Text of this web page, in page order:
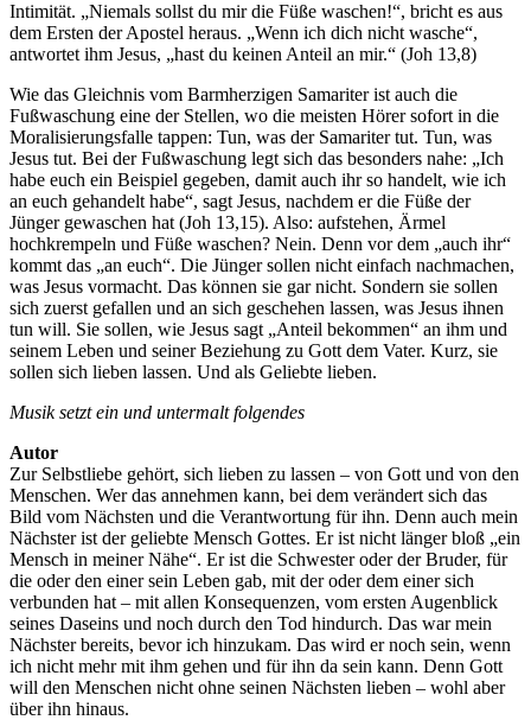
Intimität. „Niemals sollst du mir die Füße waschen!“, bricht es aus
dem Ersten der Apostel heraus. „Wenn ich dich nicht wasche“,
antwortet ihm Jesus, „hast du keinen Anteil an mir.“ (Joh 13,8)
Wie das Gleichnis vom Barmherzigen Samariter ist auch die
Fußwaschung eine der Stellen, wo die meisten Hörer sofort in die
Moralisierungsfalle tappen: Tun, was der Samariter tut. Tun, was
Jesus tut. Bei der Fußwaschung legt sich das besonders nahe: „Ich
habe euch ein Beispiel gegeben, damit auch ihr so handelt, wie ich
an euch gehandelt habe“, sagt Jesus, nachdem er die Füße der
Jünger gewaschen hat (Joh 13,15). Also: aufstehen, Ärmel
hochkrempeln und Füße waschen? Nein. Denn vor dem „auch ihr“
kommt das „an euch“. Die Jünger sollen nicht einfach nachmachen,
was Jesus vormacht. Das können sie gar nicht. Sondern sie sollen
sich zuerst gefallen und an sich geschehen lassen, was Jesus ihnen
tun will. Sie sollen, wie Jesus sagt „Anteil bekommen“ an ihm und
seinem Leben und seiner Beziehung zu Gott dem Vater. Kurz, sie
sollen sich lieben lassen. Und als Geliebte lieben.
Musik setzt ein und untermalt folgendes
Autor
Zur Selbstliebe gehört, sich lieben zu lassen – von Gott und von den
Menschen. Wer das annehmen kann, bei dem verändert sich das
Bild vom Nächsten und die Verantwortung für ihn. Denn auch mein
Nächster ist der geliebte Mensch Gottes. Er ist nicht länger bloß „ein
Mensch in meiner Nähe“. Er ist die Schwester oder der Bruder, für
die oder den einer sein Leben gab, mit der oder dem einer sich
verbunden hat – mit allen Konsequenzen, vom ersten Augenblick
seines Daseins und noch durch den Tod hindurch. Das war mein
Nächster bereits, bevor ich hinzukam. Das wird er noch sein, wenn
ich nicht mehr mit ihm gehen und für ihn da sein kann. Denn Gott
will den Menschen nicht ohne seinen Nächsten lieben – wohl aber
über ihn hinaus.